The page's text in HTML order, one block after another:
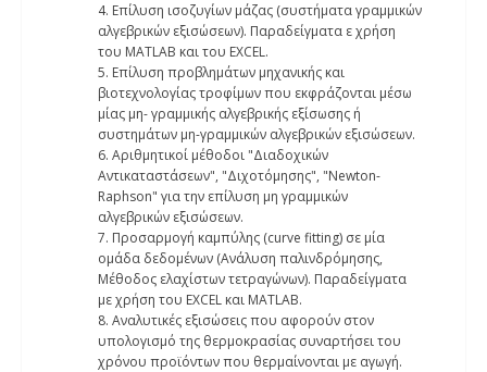
4. Επίλυση ισοζυγίων μάζας (συστήματα γραμμικών
αλγεβρικών εξισώσεων). Παραδείγματα ε χρήση
του MATLAB και του EXCEL.
5. Επίλυση προβλημάτων μηχανικής και
βιοτεχνολογίας τροφίμων που εκφράζονται μέσω
μίας μη- γραμμικής αλγεβρικής εξίσωσης ή
συστημάτων μη-γραμμικών αλγεβρικών εξισώσεων.
6. Αριθμητικοί μέθοδοι "Διαδοχικών
Αντικαταστάσεων", "Διχοτόμησης", "Newton-
Raphson" για την επίλυση μη γραμμικών
αλγεβρικών εξισώσεων.
7. Προσαρμογή καμπύλης (curve fitting) σε μία
ομάδα δεδομένων (Ανάλυση παλινδρόμησης,
Μέθοδος ελαχίστων τετραγώνων). Παραδείγματα
με χρήση του EXCEL και MATLAB.
8. Αναλυτικές εξισώσεις που αφορούν στον
υπολογισμό της θερμοκρασίας συναρτήσει του
χρόνου προϊόντων που θερμαίνονται με αγωγή.